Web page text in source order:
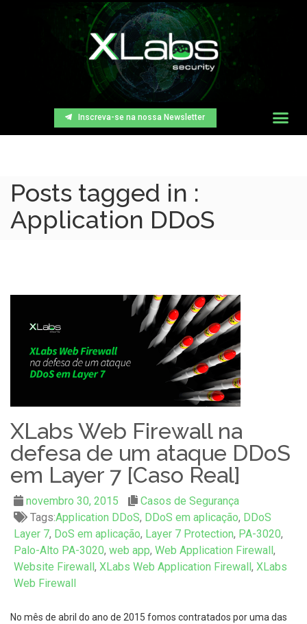
Inscreva-se na nossa Newsletter
Posts tagged in :
Application DDoS
XLabs Web Firewall na
defesa de um ataque DDoS
em Layer 7 [Caso Real]
novembro 30, 2015
Casos de Segurança
Tags:Application DDoS, DDoS em aplicação, DDoS
Layer 7, DoS em aplicação, Layer 7 Protection, PA-3020,
Palo-Alto PA-3020, web app, Web Application Firewall ,
Website Firewall , XLabs Web Application Firewall , XLabs
Web Firewall
No mês de abril do ano de 2015 fomos contratados por uma das